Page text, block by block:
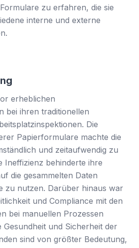
zu erfahren, die sie
interne und externe
erheblichen
bei ihren traditionellen
Die
Papierformulare machte die
und zeitaufwendig zu
Ineffizienz behinderte ihre
die gesammelten Daten
zu nutzen. Darüber hinaus war
und Compliance mit den
bei manuellen Prozessen
Gesundheit und Sicherheit der
sind von größter Bedeutung,